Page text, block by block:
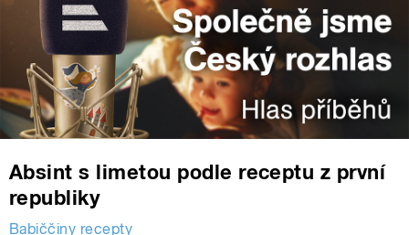
Absint s limetou podle receptu z první
republiky
Babiččiny recepty